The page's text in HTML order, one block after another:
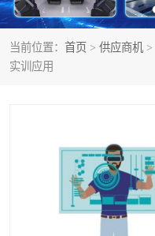
当前位置： 首页 > 供应商机 >
实训应用
供应链管理
智慧零售实训
工业工程实训室